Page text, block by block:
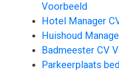
Voorbeeld
Hotel Manager
Huishoud
Badmeester CV
Parkeerplaats